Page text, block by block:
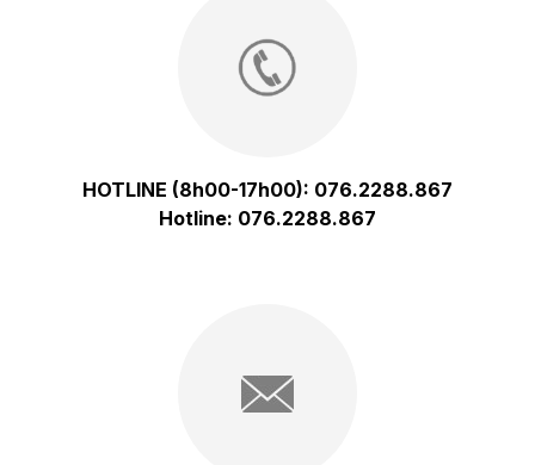
HOTLINE (8h00-17h00): 076.2288.867
Hotline: 076.2288.867